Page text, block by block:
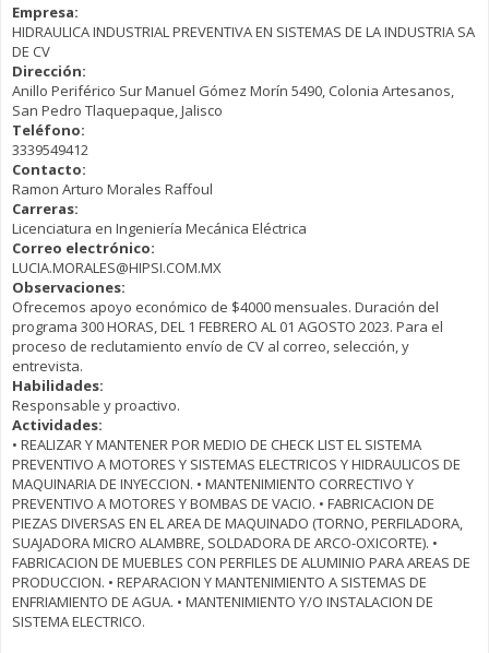
Empresa:
HIDRAULICA INDUSTRIAL PREVENTIVA EN SISTEMAS DE LA INDUSTRIA SA
DE CV
Dirección:
Anillo Periférico Sur Manuel Gómez Morín 5490, Colonia Artesanos,
San Pedro Tlaquepaque, Jalisco
Teléfono:
3339549412
Contacto:
Ramon Arturo Morales Raffoul
Carreras:
Licenciatura en Ingeniería Mecánica Eléctrica
Correo electrónico:
LUCIA.MORALES@HIPSI.COM.MX
Observaciones:
Ofrecemos apoyo económico de $4000 mensuales. Duración del
programa 300 HORAS, DEL 1 FEBRERO AL 01 AGOSTO 2023. Para el
proceso de reclutamiento envío de CV al correo, selección, y
entrevista.
Habilidades:
Responsable y proactivo.
Actividades:
• REALIZAR Y MANTENER POR MEDIO DE CHECK LIST EL SISTEMA
PREVENTIVO A MOTORES Y SISTEMAS ELECTRICOS Y HIDRAULICOS DE
MAQUINARIA DE INYECCION. • MANTENIMIENTO CORRECTIVO Y
PREVENTIVO A MOTORES Y BOMBAS DE VACIO. • FABRICACION DE
PIEZAS DIVERSAS EN EL AREA DE MAQUINADO (TORNO, PERFILADORA,
SUAJADORA MICRO ALAMBRE, SOLDADORA DE ARCO-OXICORTE). •
FABRICACION DE MUEBLES CON PERFILES DE ALUMINIO PARA AREAS DE
PRODUCCION. • REPARACION Y MANTENIMIENTO A SISTEMAS DE
ENFRIAMIENTO DE AGUA. • MANTENIMIENTO Y/O INSTALACION DE
SISTEMA ELECTRICO.